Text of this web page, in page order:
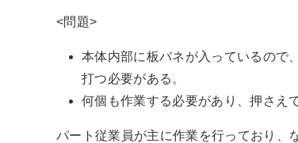
<問題>
本体内部に板バネが入っているので
打つ必要がある。
何個も作業する必要があり、押さえ
パート従業員が主に作業を行っており、